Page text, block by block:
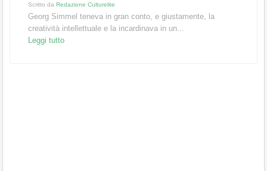
Scritto da Redazione Culturelite
Georg Simmel teneva in gran conto, e giustamente, la
creatività intellettuale e la incardinava in un...
Leggi tutto